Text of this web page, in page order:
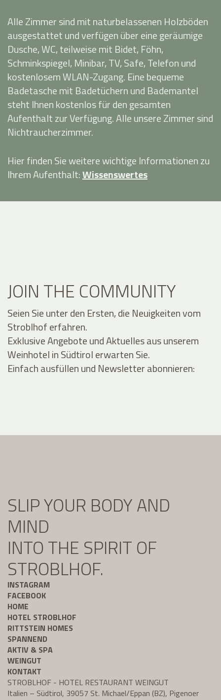
Alle Zimmer sind mit naturbelassenen Holzböden
ausgestattet und verfügen über eine geräumige
Dusche, WC, teilweise mit Bidet, Föhn,
Schminkspiegel, Minibar, TV, Safe, Telefon und
kostenlosem WLAN-Zugang. Eine bequeme
Badetasche mit Badetüchern und Bademantel
steht Ihnen kostenlos für den gesamten
Aufenthalt zur Verfügung. Alle unsere Zimmer sind
Nichtraucherzimmer.
Hier finden Sie weitere wichtige Informationen zu
Ihrem Aufenthalt:Wissenswertes
JOIN THE COMMUNITY
Seien Sie unter den Ersten, die Neuigkeiten vom
Stroblhof erfahren.
Exklusive Angebote und Aktuelles aus unserem
Weinhotel in Südtirol erwarten Sie.
Einfach ausfüllen und Newsletter abonnieren:
SLIP YOUR BODY AND
MIND
INTO THE SPIRIT OF
STROBLHOF.
INSTAGRAM
FACEBOOK
HOME
HOTEL STROBLHOF
RITTSTEIN HOMES
SPANNEND
AKTIV & SPA
WEINGUT
KONTAKT
STROBLHOF - HOTEL RESTAURANT WEINGUT
Italien – Südtirol, 39057 St. Michael/Eppan (BZ), Pigenoer